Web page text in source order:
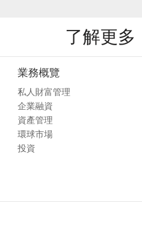
了解更多
業務概覽
私人財富管理
企業融資
資產管理
環球市場
投資